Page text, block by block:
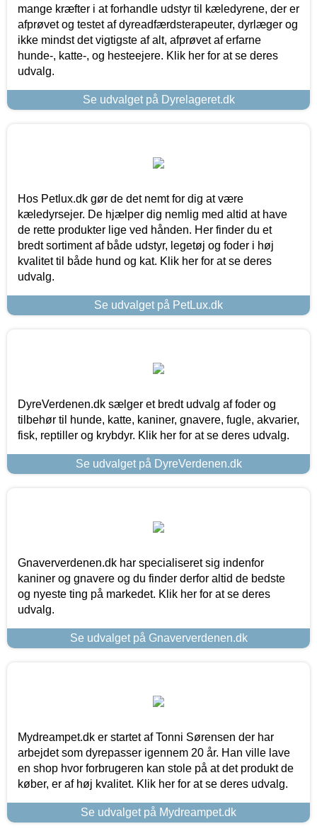
mange kræfter i at forhandle udstyr til kæledyrene, der er
afprøvet og testet af dyreadfærdsterapeuter, dyrlæger og
ikke mindst det vigtigste af alt, afprøvet af erfarne
hunde-, katte-, og hesteejere. Klik her for at se deres
udvalg.
Se udvalget på Dyrelageret.dk
Hos Petlux.dk gør de det nemt for dig at være
kæledyrsejer. De hjælper dig nemlig med altid at have
de rette produkter lige ved hånden. Her finder du et
bredt sortiment af både udstyr, legetøj og foder i høj
kvalitet til både hund og kat. Klik her for at se deres
udvalg.
Se udvalget på PetLux.dk
DyreVerdenen.dk sælger et bredt udvalg af foder og
tilbehør til hunde, katte, kaniner, gnavere, fugle, akvarier,
fisk, reptiller og krybdyr. Klik her for at se deres udvalg.
Se udvalget på DyreVerdenen.dk
Gnaververdenen.dk har specialiseret sig indenfor
kaniner og gnavere og du finder derfor altid de bedste
og nyeste ting på markedet. Klik her for at se deres
udvalg.
Se udvalget på Gnaververdenen.dk
Mydreampet.dk er startet af Tonni Sørensen der har
arbejdet som dyrepasser igennem 20 år. Han ville lave
en shop hvor forbrugeren kan stole på at det produkt de
køber, er af høj kvalitet. Klik her for at se deres udvalg.
Se udvalget på Mydreampet.dk